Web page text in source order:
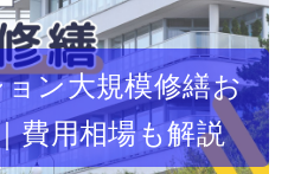
ン大規模修繕お
費用相場も解説